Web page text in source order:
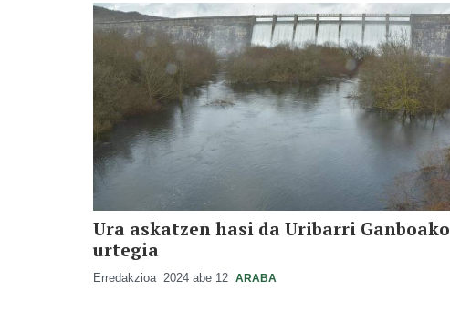
Ura askatzen hasi da Uribarri Ganboako
urtegia
Erredakzioa 2024 abe 12 ARABA